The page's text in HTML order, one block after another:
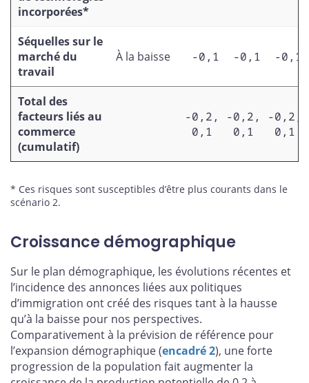
incorporées*
Séquelles sur le
marché du
travail
À la baisse -0,1 -0,1 -0,1
Total des
facteurs liés au
commerce
(cumulatif)
-0,2,
0,1
-0,2,
0,1
-0,2,
0,1
* Ces risques sont susceptibles d’être plus courants dans le
scénario 2.
Croissance démographique
Sur le plan démographique, les évolutions récentes et
l’incidence des annonces liées aux politiques
d’immigration ont créé des risques tant à la hausse
qu’à la baisse pour nos perspectives.
Comparativement à la prévision de référence pour
l’expansion démographique (encadré 2), une forte
progression de la population fait augmenter la